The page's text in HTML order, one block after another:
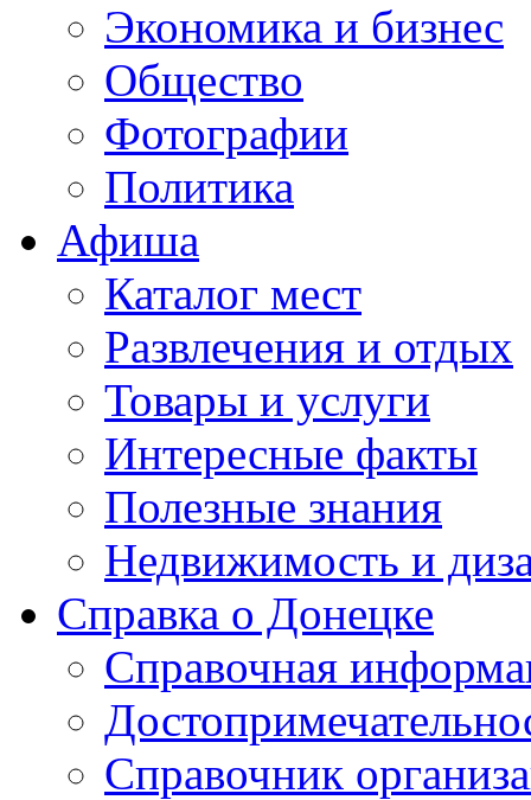
Экономика и бизнес
Общество
Фотографии
Политика
Афиша
Каталог мест
Развлечения и отдых
Товары и услуги
Интересные факты
Полезные знания
Недвижимость и
Справка о Донецке
Справочная
Справочник